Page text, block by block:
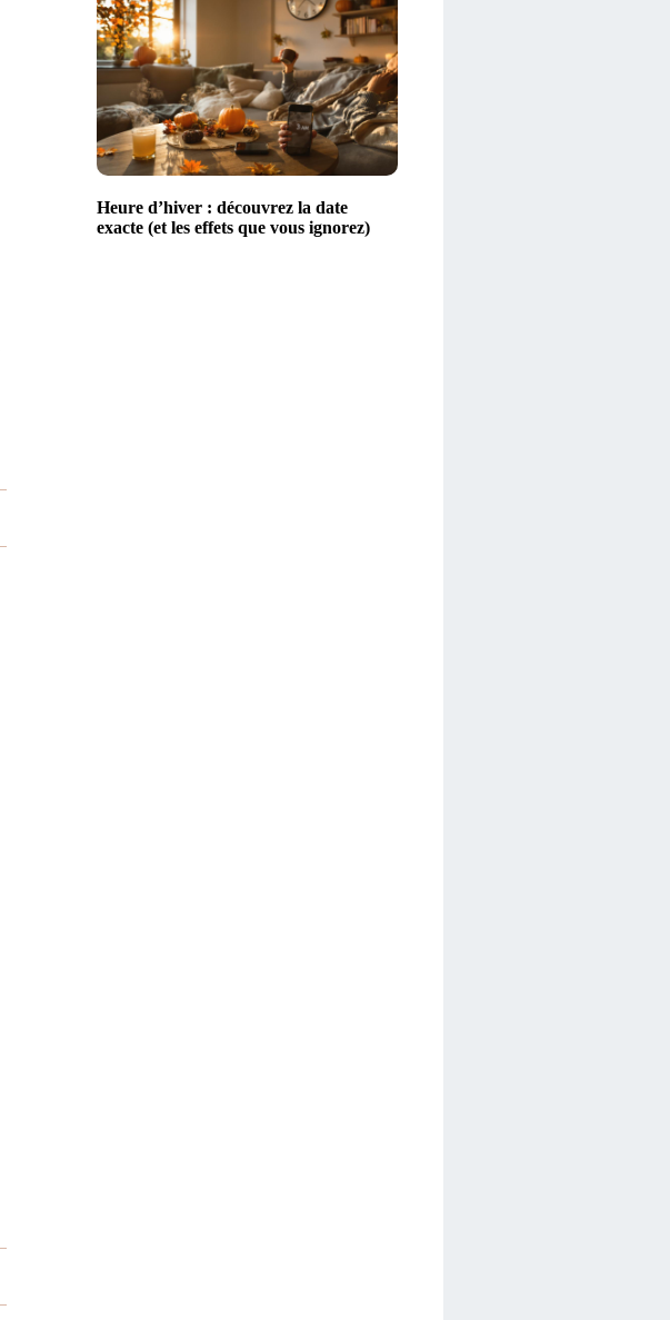
Heure d’hiver : découvrez la date
exacte (et les effets que vous ignorez)